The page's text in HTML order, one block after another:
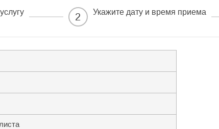
2 Укажите дату и время приема